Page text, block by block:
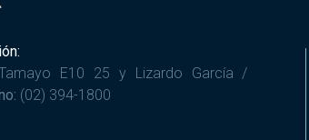
E10 25 y Lizardo García /
(02) 394-1800